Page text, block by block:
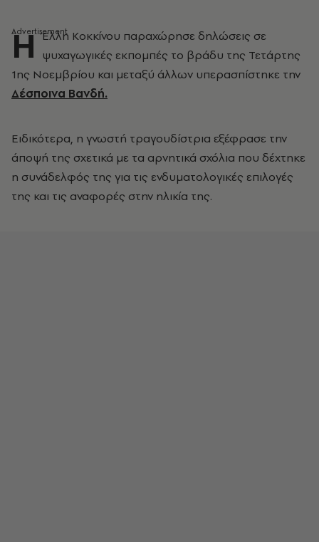
Η Έλλη Κοκκίνου παραχώρησε δηλώσεις σε
ψυχαγωγικές εκπομπές το βράδυ της Τετάρτης
1ης Νοεμβρίου και μεταξύ άλλων υπερασπίστηκε την
Δέσποινα Βανδή.
Ειδικότερα, η γνωστή τραγουδίστρια εξέφρασε την
άποψή της σχετικά με τα αρνητικά σχόλια που δέχτηκε
η συνάδελφός της για τις ενδυματολογικές επιλογές
της και τις αναφορές στην ηλικία της.